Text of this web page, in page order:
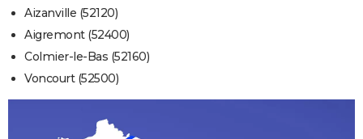
Aizanville (52120)
Aigremont (52400)
Colmier-le-Bas (52160)
Voncourt (52500)